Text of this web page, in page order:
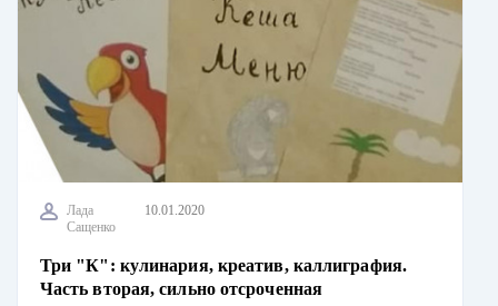
Лада
Сащенко
10.01.2020
Три "К": кулинария, креатив, каллиграфия.
Часть вторая, сильно отсроченная